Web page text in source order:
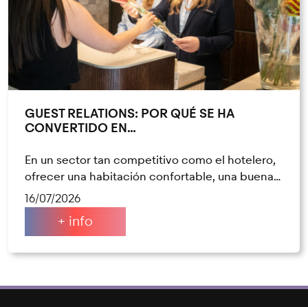
GUEST RELATIONS: POR QUÉ SE HA
CONVERTIDO EN…
En un sector tan competitivo como el hotelero,
ofrecer una habitación confortable, una buena…
16/07/2026
+ info